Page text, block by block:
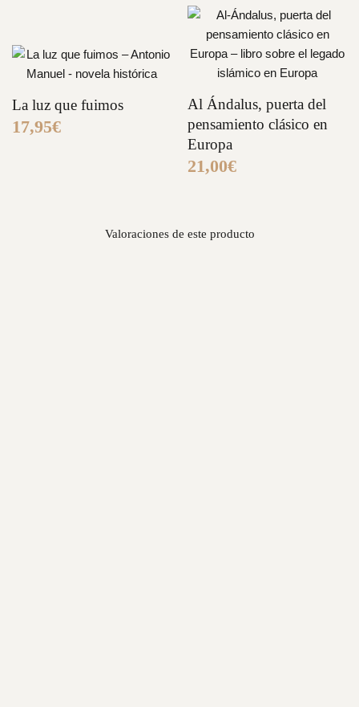
La luz que fuimos
17,95€
Al Ándalus, puerta del
pensamiento clásico en
Europa
21,00€
Valoraciones de este producto